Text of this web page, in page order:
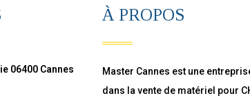
06400 Cannes
À PROPOS
Master Cannes est une
dans la vente de matériel pour